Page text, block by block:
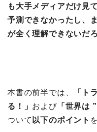
も大手メディアだけ見
予測できなかったし、
が全く理解できないだろ
本書の前半では、
「ト
る！
」 および「世界は
ついて 以下のポイント